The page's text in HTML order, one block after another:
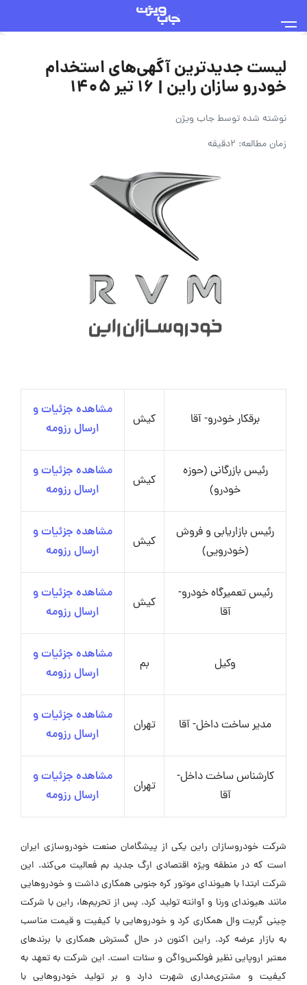
لیست جدیدترین آگهی‌های استخدام
خودرو سازان راین | ۱۶ تیر ۱۴۰۵
نوشته شده توسطجاب ویژن
زمان مطالعه: 2دقیقه
برقکار خودرو- آقا کیش
مشاهده جزئیات و
ارسال رزومه
رئیس بازرگانی (حوزه
خودرو)
کیش
مشاهده جزئیات و
ارسال رزومه
رئیس بازاریابی و فروش
(خودرویی)
کیش
مشاهده جزئیات و
ارسال رزومه
رئیس تعمیرگاه خودرو-
آقا
کیش
مشاهده جزئیات و
ارسال رزومه
وکیل بم
مشاهده جزئیات و
ارسال رزومه
مدیر ساخت داخل- آقا تهران
مشاهده جزئیات و
ارسال رزومه
کارشناس ساخت داخل-
آقا
تهران
مشاهده جزئیات و
ارسال رزومه
شرکت خودروسازان راین یکی از پیشگامان صنعت خودروسازی ایران
است که در منطقه ویژه اقتصادی ارگ جدید بم فعالیت می‌کند. این
شرکت ابتدا با هیوندای موتور کره جنوبی همکاری داشت و خودروهایی
مانند هیوندای ورنا و آوانته تولید کرد. پس از تحریم‌ها، راین با شرکت
چینی گریت وال همکاری کرد و خودروهایی با کیفیت و قیمت مناسب
به بازار عرضه کرد. راین اکنون در حال گسترش همکاری با برندهای
معتبر اروپایی نظیر فولکس‌واگن و سئات است. این شرکت به تعهد به
کیفیت و مشتری‌مداری شهرت دارد و بر تولید خودروهایی با